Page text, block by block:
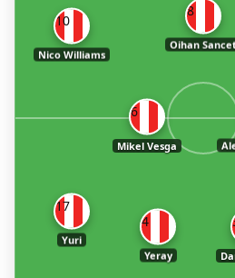
17
Yuri
4
Yeray
6
Mikel Vesga
10
Nico Williams
8
Oihan